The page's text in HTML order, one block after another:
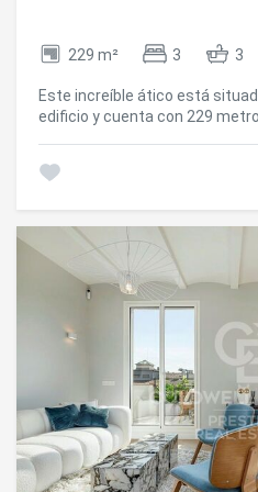
229 m² 3 3
Este increíble ático está
edificio y cuenta con 229
y fresca decoración interior
vidrio deslizantes para
espacio. Este edificio de nueva construcción ofrece a los
propietarios acceso a
Barcelona. Hay dos áreas
terrazas de la azotea, que
oportunidad de relajarse y
entorno. La planta baja incluye
gimnasio, cine en casa,
cocina profesional con
grandes grupos de amigos. La
con una piscina al aire libre. Ubicado en la cuadrícula
dorada de Barcelona, este